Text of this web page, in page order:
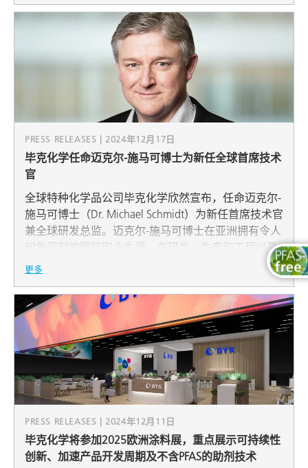
PRESS RELEASES | 2024年12月17日
毕克化学任命迈克尔-施马可博士为新任全球首席技术
官
全球特种化学品公司毕克化学欣然宣布，任命迈克尔-
施马可博士（Dr. Michael Schmidt）为新任首席技术官
兼全球研发总监。迈克尔-施马可博士在亚洲拥有令人
印象深刻的国际职业生涯，在研发、生产和工程以及
各种业务职能方面拥有丰富的经验。
更多
PRESS RELEASES | 2024年12月11日
毕克化学将参加2025欧洲涂料展，重点展示可持续性
创新、加速产品开发周期及不含PFAS的助剂技术